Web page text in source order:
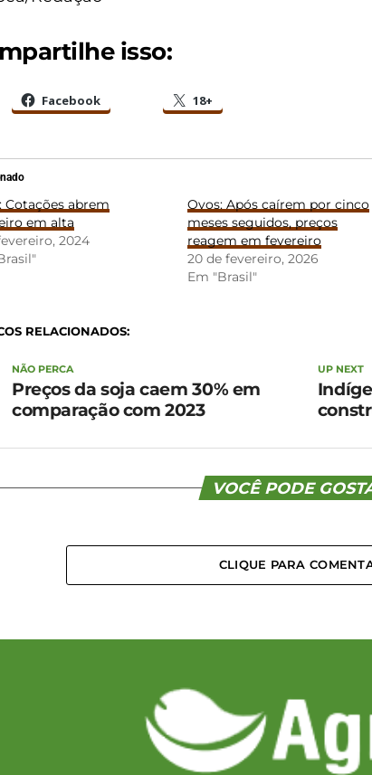
isso:
Facebook 18+
Cotações abrem
em alta
2024
Ovos: Após caírem por cinco
meses seguidos, preços
reagem em fevereiro
20 de fevereiro, 2026
Em "Brasil"
RELACIONADOS:
UP NEXT
NÃO PERCA
Preços da soja caem 30% em
comparação com 2023
VOCÊ PODE
CLIQUE PARA